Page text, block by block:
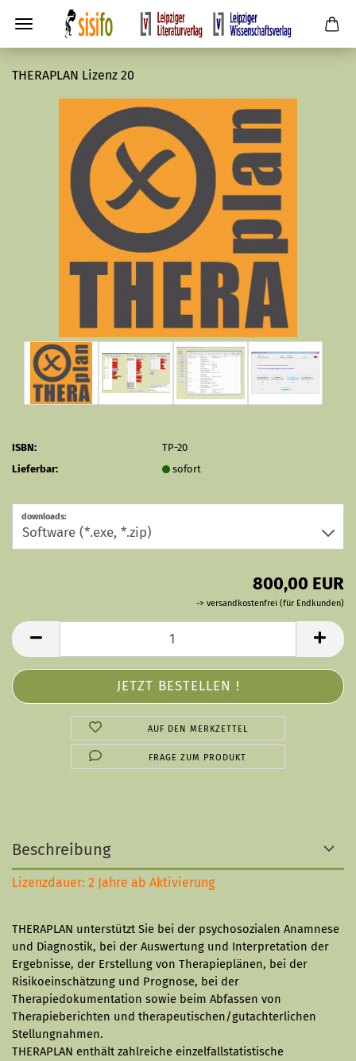
THERAPLAN Lizenz 20
ISBN:
TP-20
Lieferbar:
sofort
downloads:
800,00 EUR
-> versandkostenfrei (für Endkunden)
AUF DEN MERKZETTEL
FRAGE ZUM PRODUKT
Beschreibung
Lizenzdauer: 2 Jahre ab Aktivierung
THERAPLAN unterstützt Sie bei der psychosozialen Anamnese
und Diagnostik, bei der Auswertung und Interpretation der
Ergebnisse, der Erstellung von Therapieplänen, bei der
Risikoeinschätzung und Prognose, bei der
Therapiedokumentation sowie beim Abfassen von
Therapieberichten und therapeutischen/gutachterlichen
Stellungnahmen.
THERAPLAN enthält zahlreiche einzelfallstatistische